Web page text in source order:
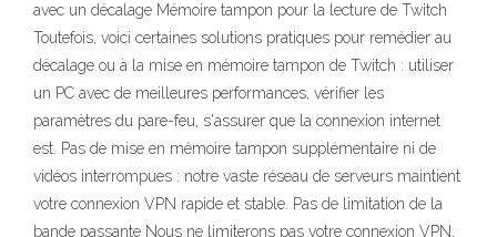
avec un décalage Mémoire tampon pour la lecture de Twitch
Toutefois, voici certaines solutions pratiques pour remédier au
décalage ou à la mise en mémoire tampon de Twitch : utiliser
un PC avec de meilleures performances, vérifier les
paramètres du pare-feu, s'assurer que la connexion internet
est. Pas de mise en mémoire tampon supplémentaire ni de
vidéos interrompues : notre vaste réseau de serveurs maintient
votre connexion VPN rapide et stable. Pas de limitation de la
bande passante Nous ne limiterons pas votre connexion VPN,